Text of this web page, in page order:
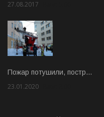
27.08.2017
Пожар потушили, постр…
23.01.2020